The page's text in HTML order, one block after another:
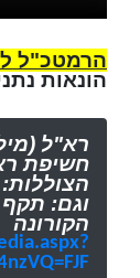
הרמטכ"ל
הונאות
רא"ל
חשיפת
וגם:
הקורונה